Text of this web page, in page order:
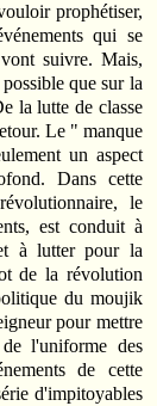
prophétiser,
qui se
suivre. Mais,
que sur la
la lutte de classe
Le " manque
un aspect
Dans cette
le
est conduit à
à lutter pour la
de la révolution
du moujik
pour mettre
l'uniforme des
de cette
d'impitoyables